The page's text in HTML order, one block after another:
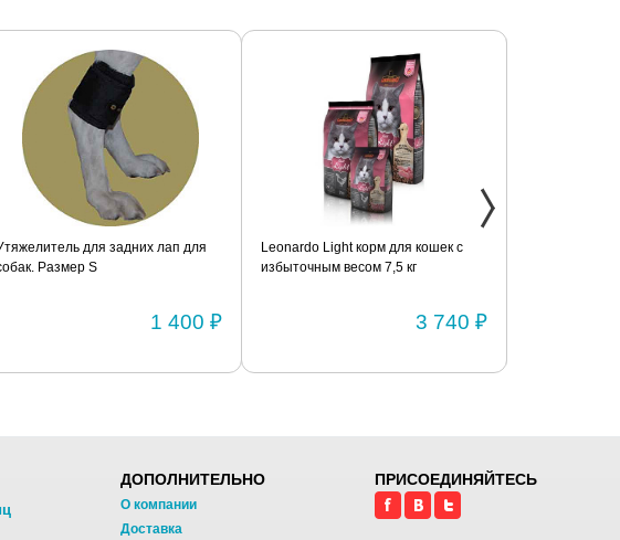
для задних лап для
Размер S
1 400 ₽
Leonardo Light корм для кошек с
избыточным весом 7,5 кг
3 740 ₽
ДОПОЛНИТЕЛЬНО
О компании
Доставка
ПРИСОЕДИНЯЙТЕСЬ